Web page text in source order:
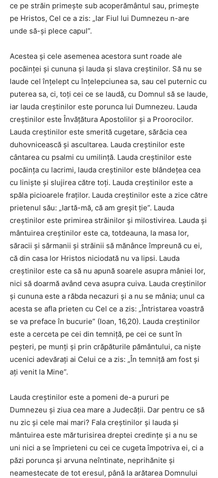
ce pe străin primeşte sub acoperământul sau, primeşte
pe Hristos, Cel ce a zis: „Iar Fiul lui Dumnezeu n-are
unde să-şi plece capul”.
Acestea şi cele asemenea acestora sunt roade ale
pocăinţei şi cununa şi lauda şi slava creştinilor. Să nu se
laude cel înţelept cu înţelepciunea sa, sau cel puternic cu
puterea sa, ci, toţi cei ce se laudă, cu Domnul să se laude,
iar lauda creştinilor este porunca lui Dumnezeu. Lauda
creştinilor este Învăţătura Apostolilor şi a Proorocilor.
Lauda creştinilor este smerită cugetare, sărăcia cea
duhovnicească şi ascultarea. Lauda creştinilor este
cântarea cu psalmi cu umilinţă. Lauda creştinilor este
pocăinţa cu lacrimi, lauda creştinilor este blândeţea cea
cu linişte şi slujirea către toţi. Lauda creştinilor este a
spăla picioarele fraţilor. Lauda creştinilor este a zice către
prietenul său: „Iartă-mă, că am greşit ţie”. Lauda
creştinilor este primirea străinilor şi milostivirea. Lauda şi
mântuirea creştinilor este ca, totdeauna, la masa lor,
săracii şi sărmanii şi străinii să mănânce împreună cu ei,
că din casa lor Hristos niciodată nu va lipsi. Lauda
creştinilor este ca să nu apună soarele asupra mâniei lor,
nici să doarmă având ceva asupra cuiva. Lauda creştinilor
şi cununa este a răbda necazuri şi a nu se mânia; unul ca
acesta se afla prieten cu Cel ce a zis: „Întristarea voastră
se va preface în bucurie” (Ioan, 16,20). Lauda creştinilor
este a cerceta pe cei din temniţă, pe cei ce sunt în
peşteri, pe munţi şi prin crăpăturile pământului, ca nişte
ucenici adevăraţi ai Celui ce a zis: „În temniţă am fost şi
aţi venit la Mine”.
Lauda creştinilor este a pomeni de-a pururi pe
Dumnezeu şi ziua cea mare a Judecăţii. Dar pentru ce să
nu zic şi cele mai mari? Fala creştinilor şi lauda şi
mântuirea este mărturisirea dreptei credinţe şi a nu se
uni nici a se împrieteni cu cei ce cugeta împotriva ei, ci a
păzi porunca şi arvuna neîntinate, neprihănite şi
neamestecate de tot eresul, până la arătarea Domnului